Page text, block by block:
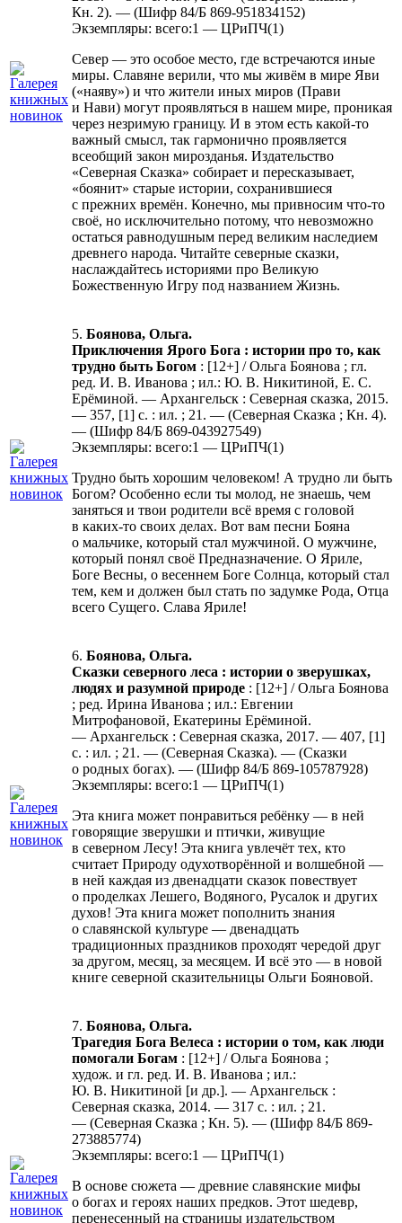
Кн. 2). — (Шифр 84/Б 869-951834152)
Экземпляры: всего:1 — ЦРиПЧ(1)
Север — это особое место, где встречаются иные
миры. Славяне верили, что мы живём в мире Яви
(«наяву») и что жители иных миров (Прави
и Нави) могут проявляться в нашем мире, проникая
через незримую границу. И в этом есть какой-то
важный смысл, так гармонично проявляется
всеобщий закон мирозданья. Издательство
«Северная Сказка» собирает и пересказывает,
«боянит» старые истории, сохранившиеся
с прежних времён. Конечно, мы привносим что-то
своё, но исключительно потому, что невозможно
остаться равнодушным перед великим наследием
древнего народа. Читайте северные сказки,
наслаждайтесь историями про Великую
Божественную Игру под названием Жизнь.
5. Боянова, Ольга.
Приключения Ярого Бога : истории про то, как
трудно быть Богом : [12+] / Ольга Боянова ; гл.
ред. И. В. Иванова ; ил.: Ю. В. Никитиной, Е. С.
Ерёминой. — Архангельск : Северная сказка, 2015.
— 357, [1] с. : ил. ; 21. — (Северная Сказка ; Кн. 4).
— (Шифр 84/Б 869-043927549)
Экземпляры: всего:1 — ЦРиПЧ(1)
Трудно быть хорошим человеком! А трудно ли быть
Богом? Особенно если ты молод, не знаешь, чем
заняться и твои родители всё время с головой
в каких-то своих делах. Вот вам песни Бояна
о мальчике, который стал мужчиной. О мужчине,
который понял своё Предназначение. О Яриле,
Боге Весны, о весеннем Боге Солнца, который стал
тем, кем и должен был стать по задумке Рода, Отца
всего Сущего. Слава Яриле!
6. Боянова, Ольга.
Сказки северного леса : истории о зверушках,
людях и разумной природе : [12+] / Ольга Боянова
; ред. Ирина Иванова ; ил.: Евгении
Митрофановой, Екатерины Ерёминой.
— Архангельск : Северная сказка, 2017. — 407, [1]
с. : ил. ; 21. — (Северная Сказка). — (Сказки
о родных богах). — (Шифр 84/Б 869-105787928)
Экземпляры: всего:1 — ЦРиПЧ(1)
Эта книга может понравиться ребёнку — в ней
говорящие зверушки и птички, живущие
в северном Лесу! Эта книга увлечёт тех, кто
считает Природу одухотворённой и волшебной —
в ней каждая из двенадцати сказок повествует
о проделках Лешего, Водяного, Русалок и других
духов! Эта книга может пополнить знания
о славянской культуре — двенадцать
традиционных праздников проходят чередой друг
за другом, месяц, за месяцем. И всё это — в новой
книге северной сказительницы Ольги Бояновой.
7. Боянова, Ольга.
Трагедия Бога Велеса : истории о том, как люди
помогали Богам : [12+] / Ольга Боянова ;
худож. и гл. ред. И. В. Иванова ; ил.:
Ю. В. Никитиной [и др.]. — Архангельск :
Северная сказка, 2014. — 317 с. : ил. ; 21.
— (Северная Сказка ; Кн. 5). — (Шифр 84/Б 869-
273885774)
Экземпляры: всего:1 — ЦРиПЧ(1)
В основе сюжета — древние славянские мифы
о богах и героях наших предков. Этот шедевр,
перенесенный на страницы издательством